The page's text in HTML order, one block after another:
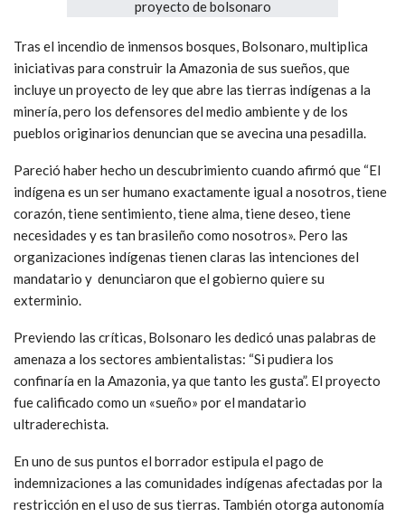
Tras el incendio de inmensos bosques, Bolsonaro, multiplica
iniciativas para construir la Amazonia de sus sueños, que
incluye un proyecto de ley que abre las tierras indígenas a la
minería, pero los defensores del medio ambiente y de los
pueblos originarios denuncian que se avecina una pesadilla.
Pareció haber hecho un descubrimiento cuando afirmó que “El
indígena es un ser humano exactamente igual a nosotros, tiene
corazón, tiene sentimiento, tiene alma, tiene deseo, tiene
necesidades y es tan brasileño como nosotros». Pero las
organizaciones indígenas tienen claras las intenciones del
mandatario y denunciaron que el gobierno quiere su
exterminio.
Previendo las críticas, Bolsonaro les dedicó unas palabras de
amenaza a los sectores ambientalistas: “Si pudiera los
confinaría en la Amazonia, ya que tanto les gusta”. El proyecto
fue calificado como un «sueño» por el mandatario
ultraderechista.
En uno de sus puntos el borrador estipula el pago de
indemnizaciones a las comunidades indígenas afectadas por la
restricción en el uso de sus tierras. También otorga autonomía